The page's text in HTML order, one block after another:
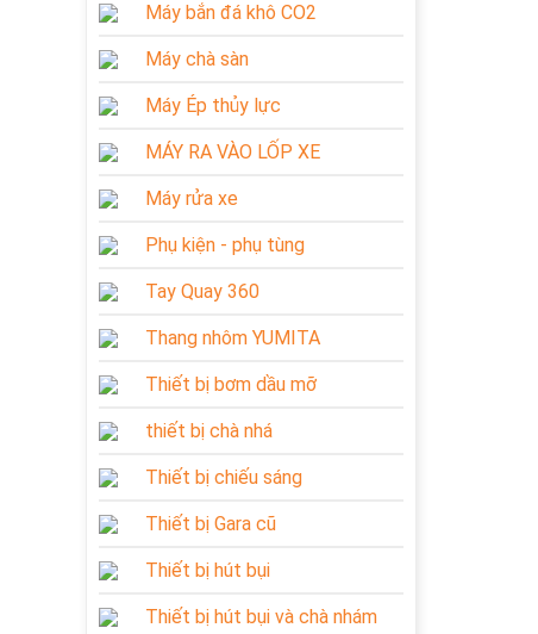
Máy bắn đá khô CO2
Máy chà sàn
Máy Ép thủy lực
MÁY RA VÀO LỐP XE
Máy rửa xe
Phụ kiện - phụ tùng
Tay Quay 360
Thang nhôm YUMITA
Thiết bị bơm dầu mỡ
thiết bị chà nhá
Thiết bị chiếu sáng
Thiết bị Gara cũ
Thiết bị hút bụi
Thiết bị hút bụi và chà nhám